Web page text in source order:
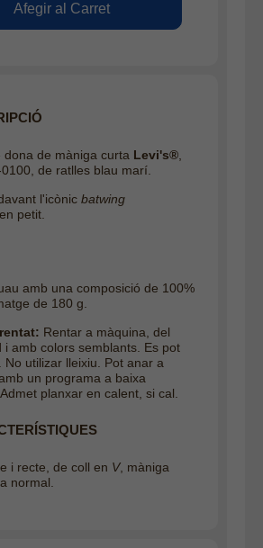
dona de màniga curta Levi's®
de ratlles blau marí.
l'icònic batwing
en petit.
amb una composició de 100%
de 180 g.
Rentar a màquina, del
i amb colors semblants. Es pot
No utilizar lleixiu. Pot anar a
un programa a baixa
planxar en calent, si cal
i recte, de coll en V, màniga
normal.